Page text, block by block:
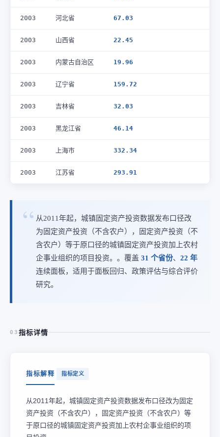
2003 河北省 67.03
2003 山西省 22.45
2003 内蒙古自治区 19.96
2003 辽宁省 159.72
2003 吉林省 32.03
2003 黑龙江省 46.14
2003 上海市 332.34
2003 江苏省 293.91
从2011年起，城镇固定资产投资数据发布口径改
为固定资产投资（不含农户），固定资产投资（不
含农户）等于原口径的城镇固定资产投资加上农村
企事业组织的项目投资。。覆盖 31 个省份、 22 年
连续面板，适用于面板回归、政策评估与综合评价
研究。
03 指标详情
指标解释 指标定义
从2011年起，城镇固定资产投资数据发布口径改为固定
资产投资（不含农户），固定资产投资（不含农户）等
于原口径的城镇固定资产投资加上农村企事业组织的项